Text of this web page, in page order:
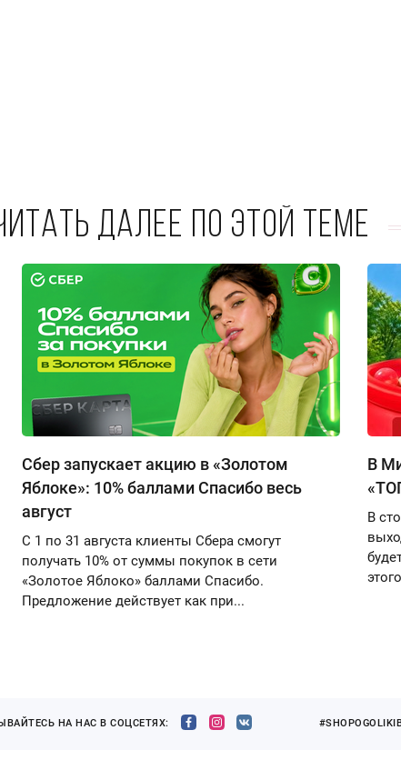
далее по этой теме
Сбер запускает акцию в «Золотом
Яблоке»: 10% баллами Спасибо весь
август
С 1 по 31 августа клиенты Сбера смогут
получать 10% от суммы покупок в сети
«Золотое Яблоко» баллами Спасибо.
Предложение действует как при...
В
В
НА НАС В СОЦСЕТЯХ: